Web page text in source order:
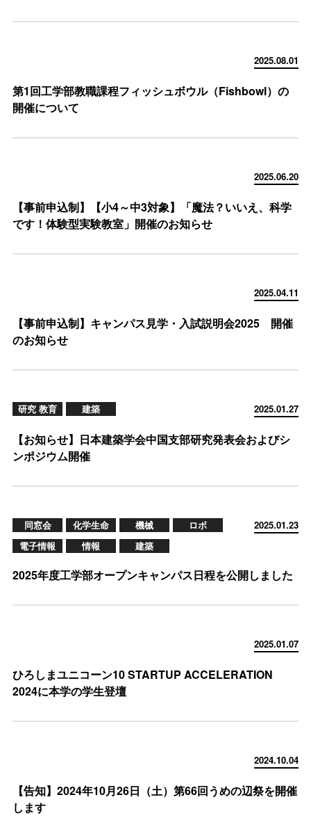
2025.08.01
第1回工学部教職課程フィッシュボウル（Fishbowl）の
開催について
2025.06.20
【事前申込制】【小4～中3対象】「魔法？いいえ、科学
です！体験型実験教室」開催のお知らせ
2025.04.11
【事前申込制】キャンパス見学・入試説明会2025 開催
のお知らせ
2025.01.27
研究 教育 建築
【お知らせ】日本建築学会中国支部研究発表会およびシ
ンポジウム開催
2025.01.23
同窓会 化学生命 機械
ロボ
電子情報
情報 建築
2025年度工学部オープンキャンパス日程を公開しました
2025.01.07
ひろしまユニコーン10 STARTUP ACCELERATION
2024に本学の学生登壇
2024.10.04
【告知】2024年10月26日（土）第66回うめの辺祭を開催
します